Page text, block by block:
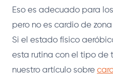
Eso es adecuado para
pero no es cardio de
Si el estado físico
esta rutina con el tipo de
nuestro artículo sobre